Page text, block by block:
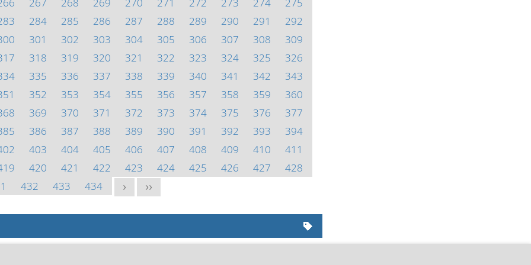
284 285 286 287 288 289 290 291
292
301 302 303 304 305 306 307 308
309
318 319 320 321 322 323 324 325
326
335 336 337 338 339 340 341 342
343
352 353 354 355 356 357 358 359
360
369 370 371 372 373 374 375 376
377
386 387 388 389 390 391 392 393
394
403 404 405 406 407 408 409 410
411
420 421 422 423 424 425 426 427
428
432 433 434 > >>